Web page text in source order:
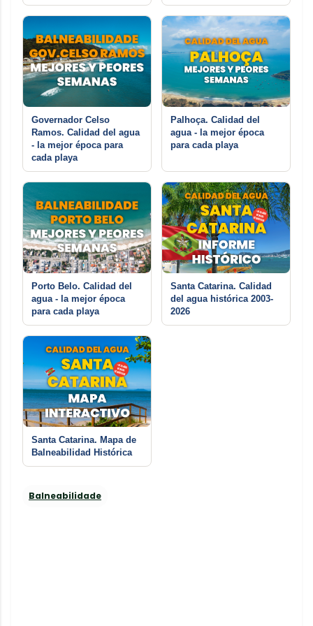
Governador Celso
Ramos. Calidad del agua
- la mejor época para
cada playa
Palhoça. Calidad del
agua - la mejor época
para cada playa
Porto Belo. Calidad del
agua - la mejor época
para cada playa
Santa Catarina. Calidad
del agua histórica 2003-
2026
Santa Catarina. Mapa de
Balneabilidad Histórica
Balneabilidade